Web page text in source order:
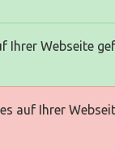
Ihrer Webseite
auf Ihrer